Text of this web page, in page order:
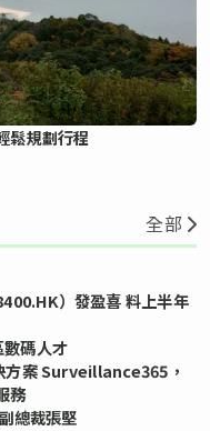
鬆規劃行程
全部
）發盈喜 料上半年
數碼人才
案 Surveillance365，
務
總裁張堅